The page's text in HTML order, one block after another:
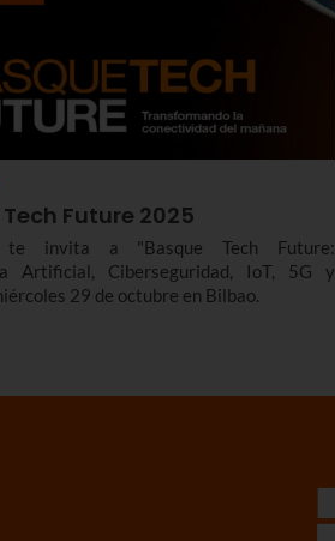
Future 2025
te invita a "Basque Tech Future:
Artificial, Ciberseguridad, IoT, 5G y
29 de octubre en Bilbao.